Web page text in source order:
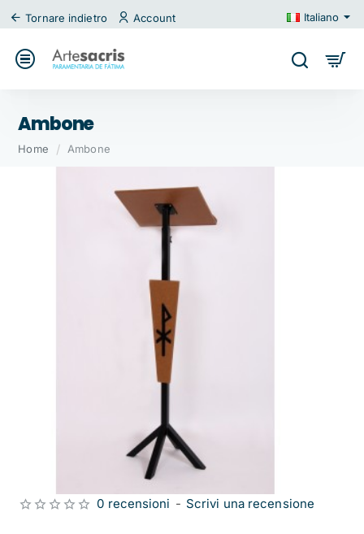
Tornare indietro Account Italiano
Ambone
HomehomeAmbone
0 recensioni - Scrivi una recensione